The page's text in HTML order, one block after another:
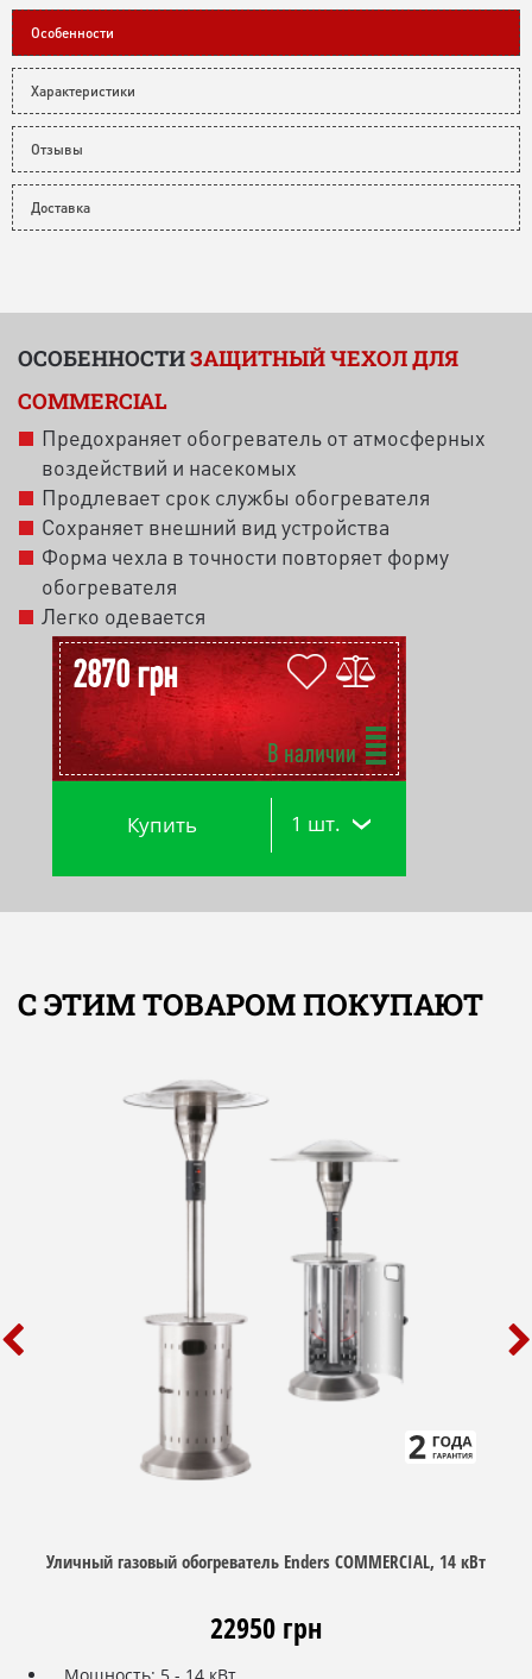
Особенности
Характеристики
Отзывы
Доставка
ОСОБЕННОСТИЗАЩИТНЫЙ ЧЕХОЛ ДЛЯ
COMMERCIAL
Предохраняет обогреватель от атмосферных
воздействий и насекомых
Продлевает срок службы обогревателя
Сохраняет внешний вид устройства
Форма чехла в точности повторяет форму
обогревателя
Легко одевается
2870 грн
В наличии
Купить 1 шт.
С ЭТИМ ТОВАРОМ ПОКУПАЮТ
Уличный газовый обогреватель Enders COMMERCIAL, 14 кВт
22950 грн